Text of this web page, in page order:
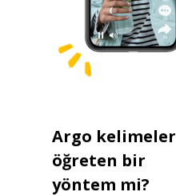
Argo kelimeler
öğreten bir
yöntem mi?